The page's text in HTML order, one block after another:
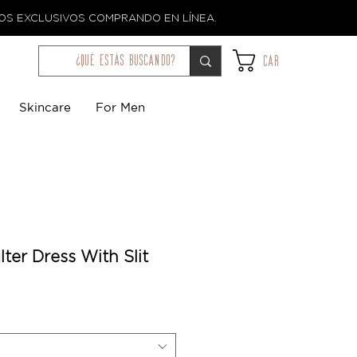
EXCLUSIVOS COMPRANDO EN LÍNEA.
¿qué estás buscando? Car
Skincare For Men
Dress With Slit